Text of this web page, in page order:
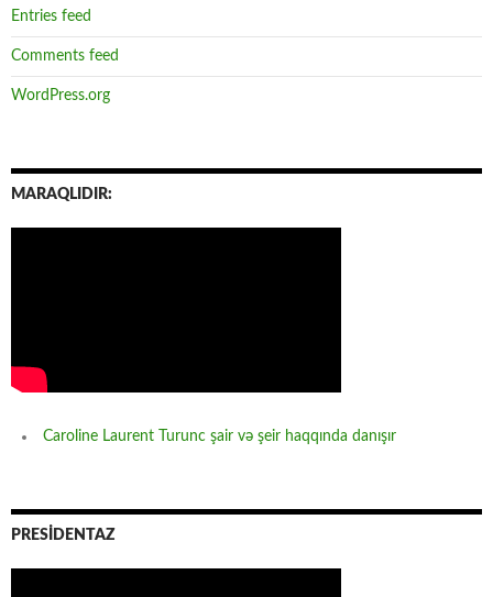
Entries feed
Comments feed
WordPress.org
MARAQLIDIR:
Caroline Laurent Turunc şair və şeir haqqında danışır
PRESİDENTAZ